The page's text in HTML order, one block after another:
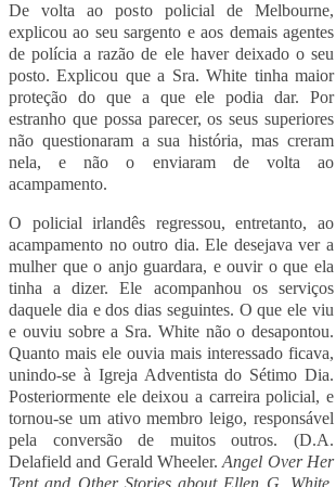
De volta ao posto policial de Melbourne,
explicou ao seu sargento e aos demais agentes
de polícia a razão de ele haver deixado o seu
posto. Explicou que a Sra. White tinha maior
proteção do que a que ele podia dar. Por
estranho que possa parecer, os seus superiores
não questionaram a sua história, mas creram
nela, e não o enviaram de volta ao
acampamento.
O policial irlandês regressou, entretanto, ao
acampamento no outro dia. Ele desejava ver a
mulher que o anjo guardara, e ouvir o que ela
tinha a dizer. Ele acompanhou os serviços
daquele dia e dos dias seguintes. O que ele viu
e ouviu sobre a Sra. White não o desapontou.
Quanto mais ele ouvia mais interessado ficava,
unindo-se à Igreja Adventista do Sétimo Dia.
Posteriormente ele deixou a carreira policial, e
tornou-se um ativo membro leigo, responsável
pela conversão de muitos outros. (D.A.
Delafield and Gerald Wheeler.Angel Over Her
Tent and Other Stories about Ellen G. White